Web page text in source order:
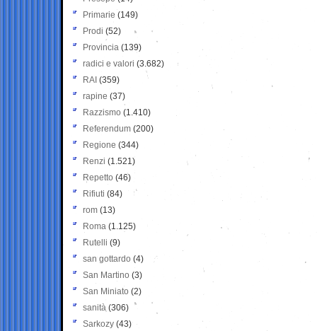
Primarie (149)
Prodi (52)
Provincia (139)
radici e valori (3.682)
RAI (359)
rapine (37)
Razzismo (1.410)
Referendum (200)
Regione (344)
Renzi (1.521)
Repetto (46)
Rifiuti (84)
rom (13)
Roma (1.125)
Rutelli (9)
san gottardo (4)
San Martino (3)
San Miniato (2)
sanità (306)
Sarkozy (43)